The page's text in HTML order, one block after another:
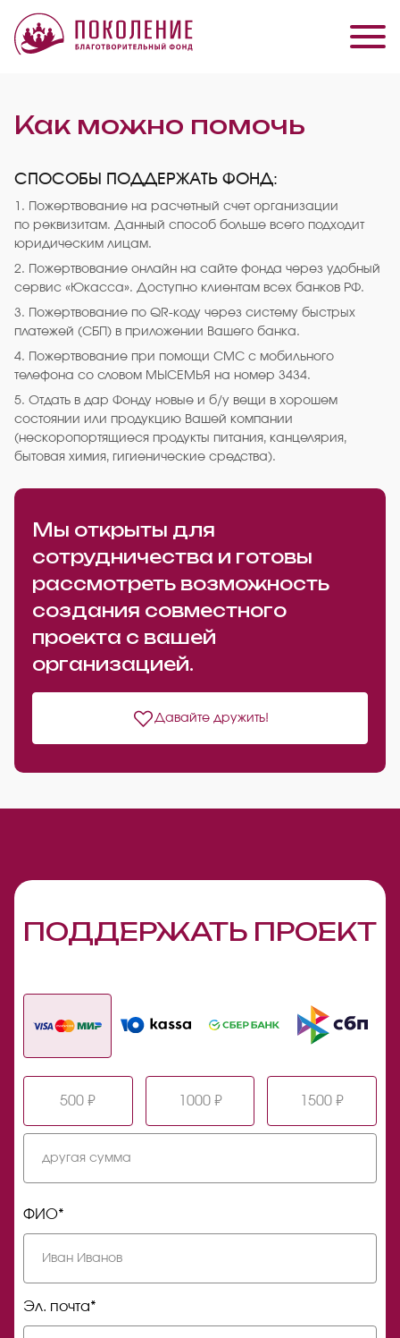
Как можно помочь
СПОСОБЫ ПОДДЕРЖАТЬ ФОНД:
1. Пожертвование на расчетный счет организации
по реквизитам. Данный способ больше всего подходит
юридическим лицам.
2. Пожертвование онлайн на сайте фонда через удобный
сервис «Юкасса». Доступно клиентам всех банков РФ.
3. Пожертвование по QR-коду через систему быстрых
платежей (СБП) в приложении Вашего банка.
4. Пожертвование при помощи СМС с мобильного
телефона со словом МЫСЕМЬЯ на номер 3434.
5. Отдать в дар Фонду новые и б/у вещи в хорошем
состоянии или продукцию Вашей компании
(нескоропортящиеся продукты питания, канцелярия,
бытовая химия, гигиенические средства).
Мы открыты для
сотрудничества и готовы
рассмотреть возможность
создания совместного
проекта с вашей
организацией.
Давайте дружить!
ПОДДЕРЖАТЬ ПРОЕКТ
500 ₽ 1000 ₽ 1500 ₽
ФИО*
Эл. почта*